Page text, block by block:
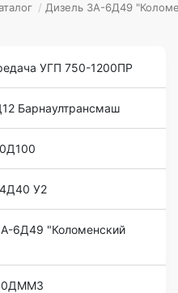
/ Дизель 3А-6Д49
УГП 750-1200ПР
Барнаултрансмаш
У2
6Д49 "Коломенский